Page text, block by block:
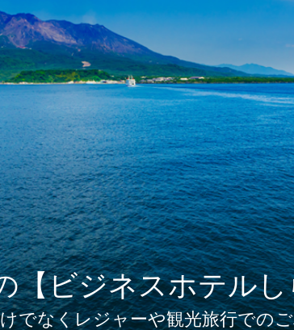
【ビジネスホテル
でなくレジャーや観光旅行での